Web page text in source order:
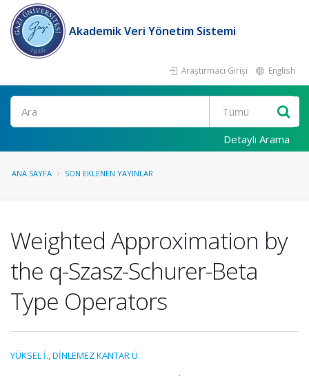
Akademik Veri Yönetim Sistemi
Araştırmacı Girişi English
Ara
Detaylı Arama
ANA SAYFA SON EKLENEN YAYINLAR
Weighted Approximation by
the q-Szasz-Schurer-Beta
Type Operators
YÜKSEL İ.,DİNLEMEZ KANTAR Ü.